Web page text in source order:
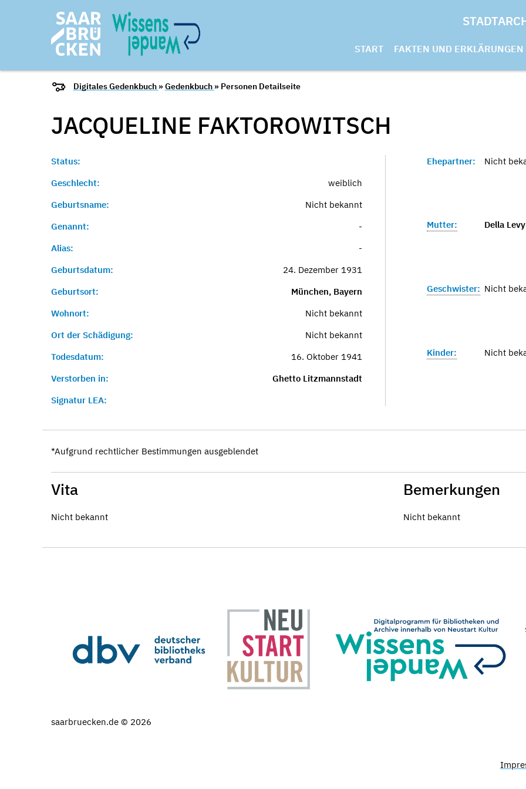
START FAKTEN UND ERKLÄRUNGEN
Digitales Gedenkbuch »Gedenkbuch » Personen Detailseite
JACQUELINE FAKTOROWITSCH
Status:
Geschlecht:
weiblich
Geburtsname:
Nicht bekannt
Genannt:
-
Alias:
-
Geburtsdatum:
24. Dezember 1931
Geburtsort:
München, Bayern
Wohnort:
Nicht bekannt
Ort der Schädigung:
Nicht bekannt
Todesdatum:
16. Oktober 1941
Verstorben in:
Ghetto Litzmannstadt
Signatur LEA:
Ehepartner: Nicht
Mutter: Della
Geschwister: Nicht
Kinder: Nicht
*Aufgrund rechtlicher Bestimmungen ausgeblendet
Vita
Nicht bekannt
Bemerkungen
Nicht bekannt
saarbruecken.de © 2026